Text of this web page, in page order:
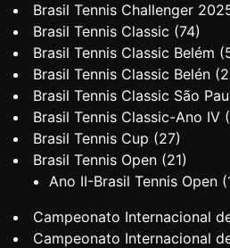
Brasil Tennis Challenger
Brasil Tennis Classic (74)
Brasil Tennis Classic Belém
Brasil Tennis Classic Belén
Brasil Tennis Classic São
Brasil Tennis Classic-Ano IV
Brasil Tennis Cup (27)
Brasil Tennis Open (21)
Ano II-Brasil Tennis Open
Campeonato Internacional
Campeonato Internacional